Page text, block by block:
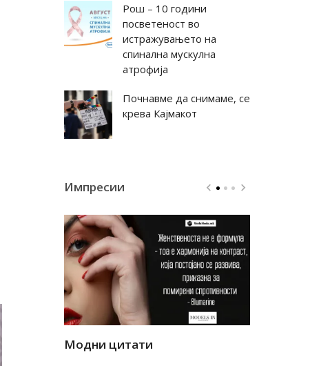
Рош – 10 години
посветеност во
истражувањето на
спинална мускулна
атрофија
Почнавме да снимаме, се
крева Кајмакот
Импресии
Модни цитати